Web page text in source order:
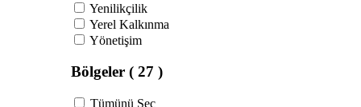
Yenilikçilik
Yerel Kalkınma
Yönetişim
Bölgeler ( 27 )
Tümünü Seç